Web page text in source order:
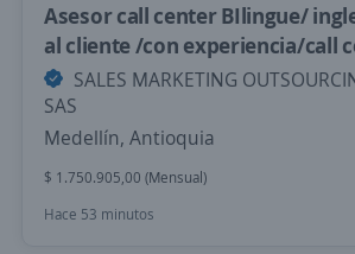
Asesor call center BIlingue/
al cliente /con experiencia/call
SALES MARKETING
SAS
Medellín, Antioquia
$ 1.750.905,00 (Mensual)
Hace 53 minutos